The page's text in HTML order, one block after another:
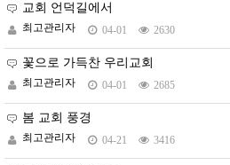
교회 언덕길에서
최고관리자 04-01 2630
꽃으로 가득찬 우리교회
최고관리자 04-01 2685
봄 교회 풍경
최고관리자 04-21 3416